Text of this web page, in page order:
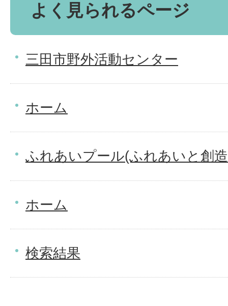
よく見られるページ
三田市野外活動センター
ホーム
ふれあいプール(ふれあいと創
ホーム
検索結果